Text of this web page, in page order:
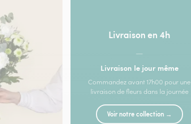
Livraison en 4h
—
Livraison le jour même
Commandez avant 17h00 pour une
livraison de fleurs dans la journée
Voir notre collection →